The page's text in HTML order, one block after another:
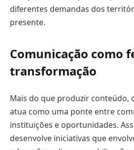
diferentes demandas dos
presente.
Comunicação como
transformação
Mais do que produzir conteúdo,
atua como uma ponte entre
instituições e oportunidades.
desenvolve iniciativas que